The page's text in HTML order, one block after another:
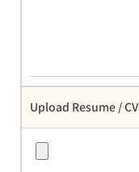
Upload Resume / CV